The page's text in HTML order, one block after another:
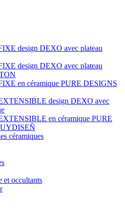
design DEXO avec plateau
design DEXO avec plateau
en céramique PURE DESIGNS
design DEXO avec
en céramique PURE
céramiques
et occultants